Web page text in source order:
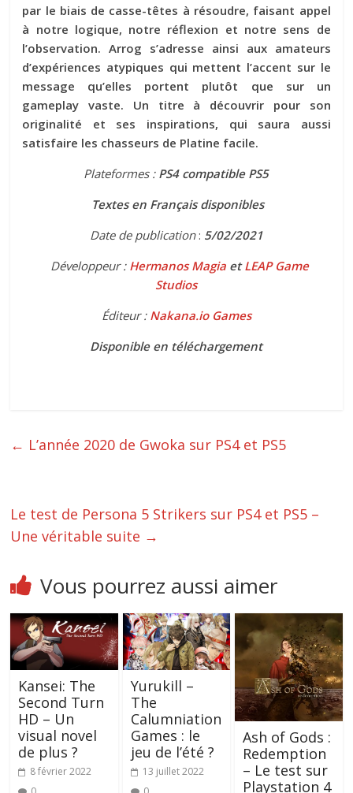
par le biais de casse-têtes à résoudre, faisant appel
à notre logique, notre réflexion et notre sens de
l’observation.Arrog s’adresse ainsi aux amateurs
d’expériences atypiques qui mettent l’accent sur le
message qu’elles portent plutôt que sur un
gameplay vaste. Un titre à découvrir pour son
originalité et ses inspirations, qui saura aussi
satisfaire les chasseurs de Platine facile.
Plateformes : PS4 compatible PS5
Textes en Français disponibles
Date de publication: 5/02/2021
Développeur : Hermanos MagiaetLEAP Game
Studios
Éditeur : Nakana.io Games
Disponible en téléchargement
← L’année 2020 de Gwoka sur PS4 et PS5
Le test de Persona 5 Strikers sur PS4 et PS5 –
Une véritable suite →
Vous pourrez aussi aimer
Kansei: The
Second Turn
HD – Un
visual novel
de plus ?
8 février 2022
Yurukill –
The
Calumniation
Games : le
jeu de l’été ?
13 juillet 2022
Ash of Gods :
Redemption
– Le test sur
Playstation 4